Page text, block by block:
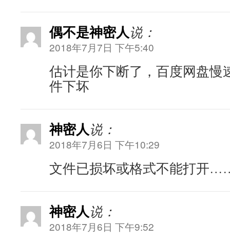
偶不是神密人说：
2018年7月7日 下午5:40
估计是你下断了，百度网盘慢
件下坏
神密人说：
2018年7月6日 下午10:29
文件已损坏或格式不能打开
神密人说：
2018年7月6日 下午9:52